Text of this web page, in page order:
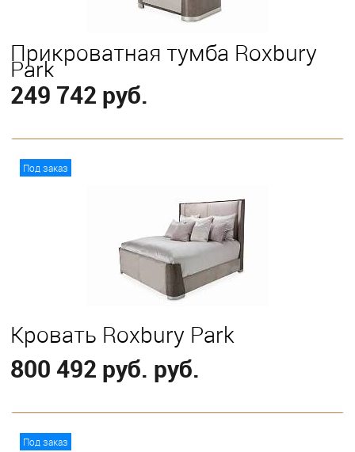
Прикроватная тумба Roxbury
Park
249 742 руб.
Под заказ
Кровать Roxbury Park
800 492 руб. руб.
Под заказ